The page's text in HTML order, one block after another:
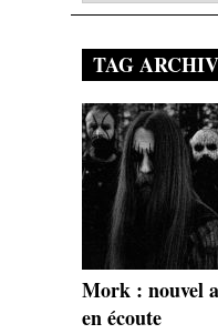
TAG
Mork : nouvel
en écoute